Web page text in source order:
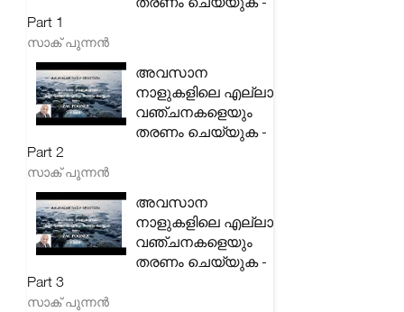
Part 1
സാക് പുന്നൻ
അവസാന
നാളുകളിലെ എല്ലാ
വഞ്ചനകളെയും
തരണം ചെയ്യുക -
Part 2
സാക് പുന്നൻ
അവസാന
നാളുകളിലെ എല്ലാ
വഞ്ചനകളെയും
തരണം ചെയ്യുക -
Part 3
സാക് പുന്നൻ